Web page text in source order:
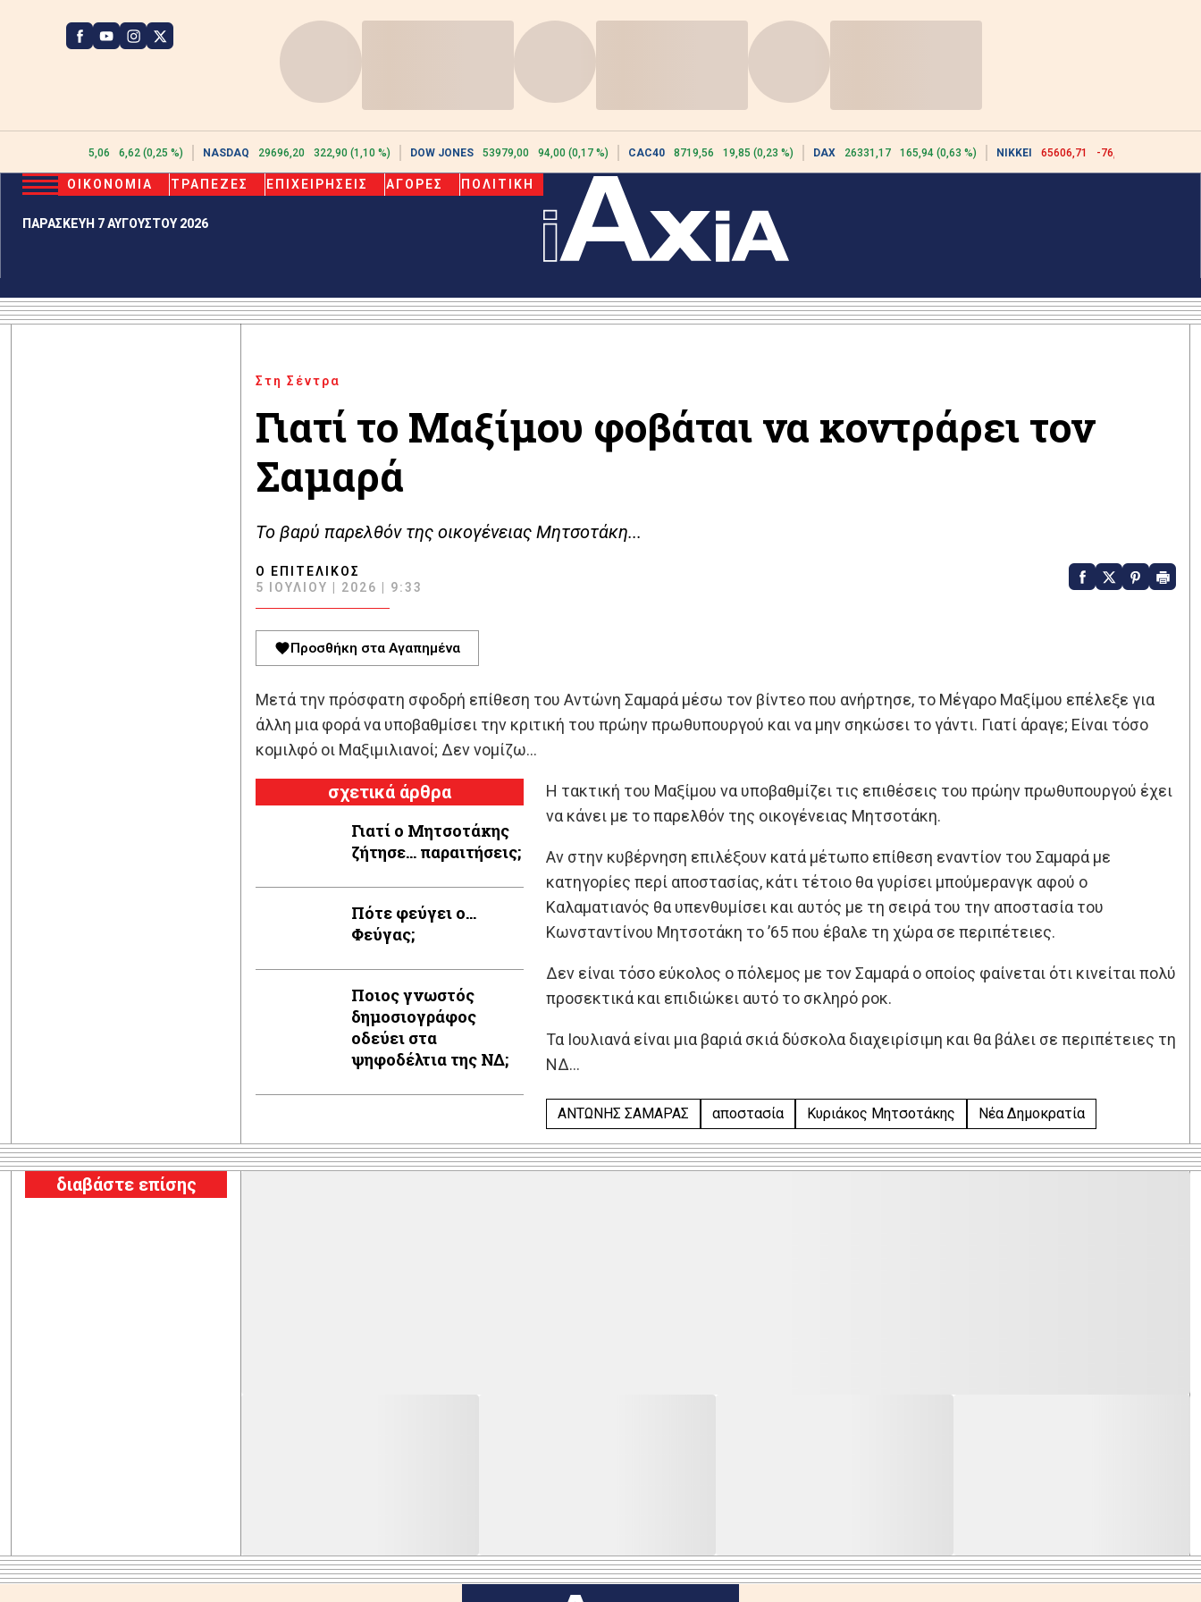
2615,06 6,62 (0,25 %) NASDAQ 29696,20 322,90 (1,10 %) DOW JONES 53979,00 94,00 (0,17 %) CAC40 8719,56 19,85 (0,23 %) DAX 26331,17 165,94 (0,63 %) NIKKEI 65606,71 -76,55 (-0,12 %)
ΠΑΡΑΣΚΕΥΗ 7 ΑΥΓΟΥΣΤΟΥ 2026
ΟΙΚΟΝΟΜΙΑ ΤΡΑΠΕΖΕΣ ΕΠΙΧΕΙΡΗΣΕΙΣ ΑΓΟΡΕΣ ΠΟΛΙΤΙΚΗ
Στη Σέντρα
Γιατί το Μαξίμου φοβάται να κοντράρει τον
Σαμαρά
Το βαρύ παρελθόν της οικογένειας Μητσοτάκη...
Ο ΕΠΙΤΕΛΙΚΌΣ
5 ΙΟΥΛΊΟΥ | 2026 | 9:33
Προσθήκη στα Αγαπημένα
Μετά την πρόσφατη σφοδρή επίθεση του Αντώνη Σαμαρά μέσω τον βίντεο που ανήρτησε, το Μέγαρο Μαξίμου επέλεξε για
άλλη μια φορά να υποβαθμίσει την κριτική του πρώην πρωθυπουργού και να μην σηκώσει το γάντι. Γιατί άραγε; Είναι τόσο
κομιλφό οι Μαξιμιλιανοί; Δεν νομίζω…
σχετικά άρθρα
Γιατί ο Μητσοτάκης
ζήτησε… παραιτήσεις;
Πότε φεύγει ο…
Φεύγας;
Ποιος γνωστός
δημοσιογράφος
οδεύει στα
ψηφοδέλτια της ΝΔ;
Η τακτική του Μαξίμου να υποβαθμίζει τις επιθέσεις του πρώην πρωθυπουργού έχει
να κάνει με το παρελθόν της οικογένειας Μητσοτάκη.
Αν στην κυβέρνηση επιλέξουν κατά μέτωπο επίθεση εναντίον του Σαμαρά με
κατηγορίες περί αποστασίας, κάτι τέτοιο θα γυρίσει μπούμερανγκ αφού ο
Καλαματιανός θα υπενθυμίσει και αυτός με τη σειρά του την αποστασία του
Κωνσταντίνου Μητσοτάκη το ’65 που έβαλε τη χώρα σε περιπέτειες.
Δεν είναι τόσο εύκολος ο πόλεμος με τον Σαμαρά ο οποίος φαίνεται ότι κινείται πολύ
προσεκτικά και επιδιώκει αυτό το σκληρό ροκ.
Τα Ιουλιανά είναι μια βαριά σκιά δύσκολα διαχειρίσιμη και θα βάλει σε περιπέτειες τη
ΝΔ…
ΑΝΤΩΝΗΣ ΣΑΜΑΡΑΣ αποστασία Κυριάκος Μητσοτάκης Νέα Δημοκρατία
διαβάστε επίσης